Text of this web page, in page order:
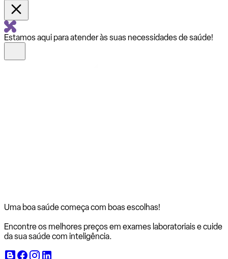
Estamos aqui para atender às suas necessidades de saúde!
Uma boa saúde começa com boas escolhas!
Encontre os melhores preços em exames laboratoriais e cuide
da sua saúde com inteligência.